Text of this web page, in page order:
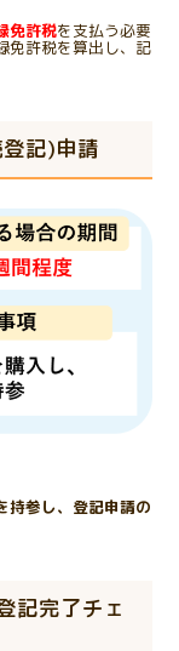
免許税を支払う必要
免許税を算出し、記
記)申請
持参し、登記申請の
記完了チェ